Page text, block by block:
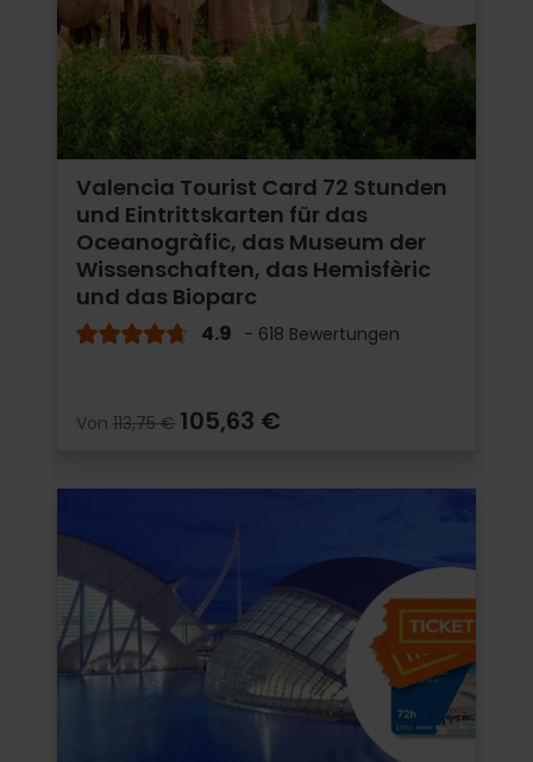
Valencia Tourist Card 72 Stunden
und Eintrittskarten für das
Oceanogràfic, das Museum der
Wissenschaften, das Hemisfèric
und das Bioparc
4.9 - 618 Bewertungen
Von 113,75 € 105,63 €